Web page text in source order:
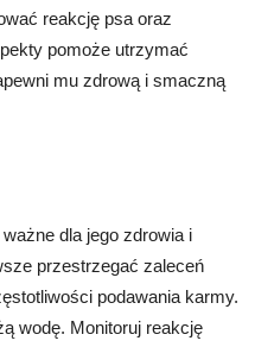
reakcję psa oraz
pomoże utrzymać
mu zdrową i smaczną
dla jego zdrowia i
przestrzegać zaleceń
podawania karmy.
wodę. Monitoruj reakcję